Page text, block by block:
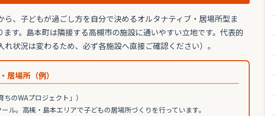
、子どもが過ごし方を自分で決めるオルタナティブ・居場所型ま
す。島本町は隣接する高槻市の施設に通いやすい立地です。代表的
状況は変わるため、必ず各施設へ直接ご確認ください）。
居場所（例）
ちのWAプロジェクト」）
ル。高槻・島本エリアで子どもの居場所づくりを行っています。